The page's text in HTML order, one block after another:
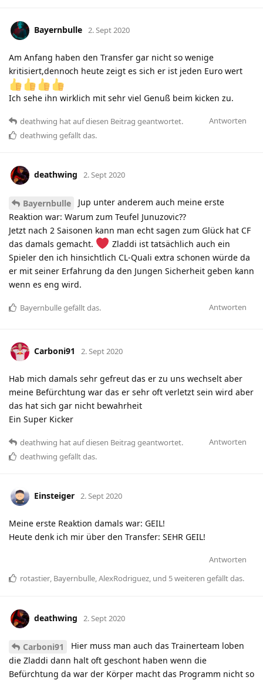
Bayernbulle 2. Sept 2020
Am Anfang haben den Transfer gar nicht so wenige
kritisiert,dennoch heute zeigt es sich er ist jeden Euro wert
Ich sehe ihn wirklich mit sehr viel Genuß beim kicken zu.
Antworten
deathwing hatauf diesen Beitrag geantwortet.
deathwing gefällt das.
deathwing 2. Sept 2020
Bayernbulle
Jup unter anderem auch meine erste
Reaktion war: Warum zum Teufel Junuzovic??
Jetzt nach 2 Saisonen kann man echt sagen zum Glück hat CF
das damals gemacht.
Zladdi ist tatsächlich auch ein
Spieler den ich hinsichtlich CL-Quali extra schonen würde da
er mit seiner Erfahrung da den Jungen Sicherheit geben kann
wenn es eng wird.
Antworten
Bayernbullegefällt das.
Carboni91 2. Sept 2020
Hab mich damals sehr gefreut das er zu uns wechselt aber
meine Befürchtung war das er sehr oft verletzt sein wird aber
das hat sich gar nicht bewahrheit
Ein Super Kicker
Antworten
deathwing hatauf diesen Beitrag geantwortet.
deathwing gefällt das.
Einsteiger 2. Sept 2020
Meine erste Reaktion damals war: GEIL!
Heute denk ich mir über den Transfer: SEHR GEIL!
Antworten
rotastier, Bayernbulle,AlexRodriguez, und 5weiteren gefällt das.
deathwing 2. Sept 2020
Carboni91
Hier muss man auch das Trainerteam loben
die Zladdi dann halt oft geschont haben wenn die
Befürchtung da war der Körper macht das Programm nicht so